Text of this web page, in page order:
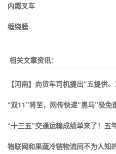
内燃叉车
缠绕膜
相关文章资讯：
【河南】向货车司机提出“五提供
“双11”将至，网传快递“黑马”极
“十三五”交通运输成绩单来了！五
物联网和果蔬冷链物流间不为人知